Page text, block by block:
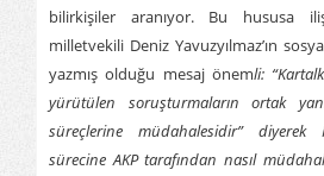
bilirkişiler aranıyor. Bu hususa
milletvekili Deniz Yavuzyılmaz’ın
yazmış olduğu mesaj önemli:
yürütülen soruşturmaların ortak
süreçlerine müdahalesidir” diyerek
sürecine AKP tarafından nasıl